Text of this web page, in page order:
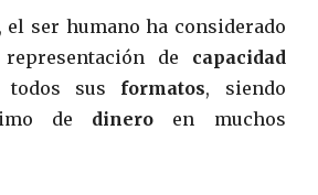
el ser humano ha considerado
de capacidad
todos sus formatos, siendo
de dinero en muchos